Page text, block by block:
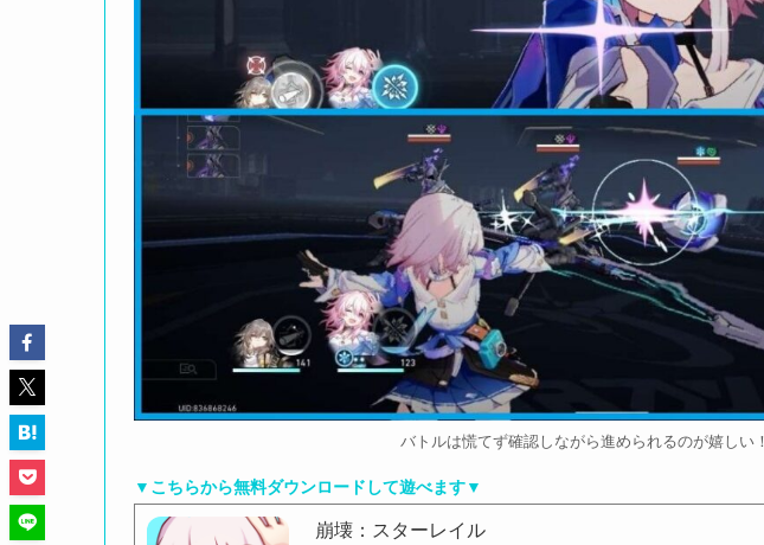
バトルは慌てず確認しながら進められるのが嬉しい！
▼こちらから無料ダウンロードして遊べます▼
崩壊：スターレイル